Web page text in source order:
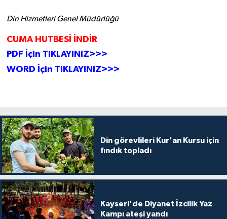
Din Hizmetleri Genel Müdürlüğü
CUMA HUTBESİ İNDİR
PDF İçin TIKLAYINIZ>>>
WORD İçin TIKLAYINIZ>>>
Din görevlileri Kur'an Kursu için
fındık topladı
Kayseri'de Diyanet İzcilik Yaz
Kampı ateşi yandı
Zonguldak Müftülüğü